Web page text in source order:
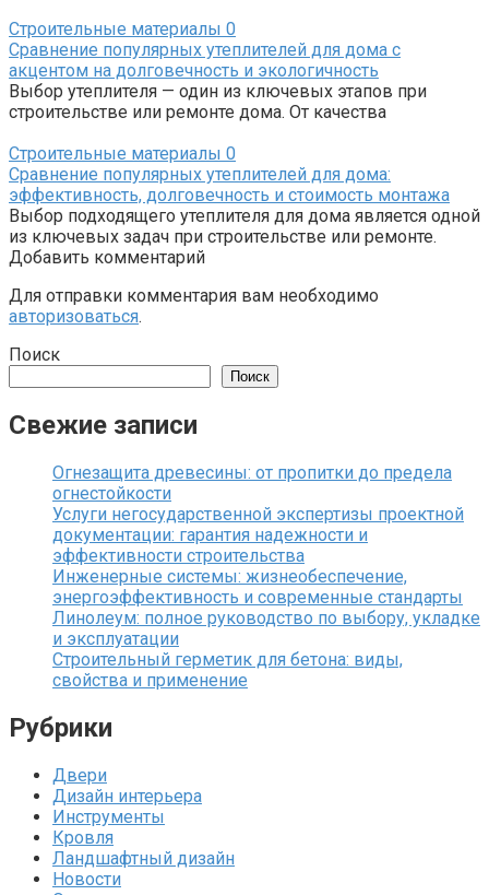
Строительные материалы 0
Сравнение популярных утеплителей для дома с
акцентом на долговечность и экологичность
Выбор утеплителя — один из ключевых этапов при
строительстве или ремонте дома. От качества
Строительные материалы 0
Сравнение популярных утеплителей для дома:
эффективность, долговечность и стоимость монтажа
Выбор подходящего утеплителя для дома является одной
из ключевых задач при строительстве или ремонте.
Добавить комментарий
Для отправки комментария вам необходимо
авторизоваться.
Поиск
Поиск
Свежие записи
Огнезащита древесины: от пропитки до предела
огнестойкости
Услуги негосударственной экспертизы проектной
документации: гарантия надежности и
эффективности строительства
Инженерные системы: жизнеобеспечение,
энергоэффективность и современные стандарты
Линолеум: полное руководство по выбору, укладке
и эксплуатации
Строительный герметик для бетона: виды,
свойства и применение
Рубрики
Двери
Дизайн интерьера
Инструменты
Кровля
Ландшафтный дизайн
Новости